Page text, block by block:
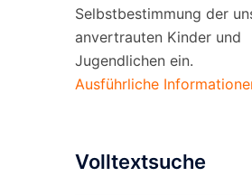
Selbstbestimmung der
anvertrauten Kinder und
Jugendlichen ein.
Ausführliche
Volltextsuche